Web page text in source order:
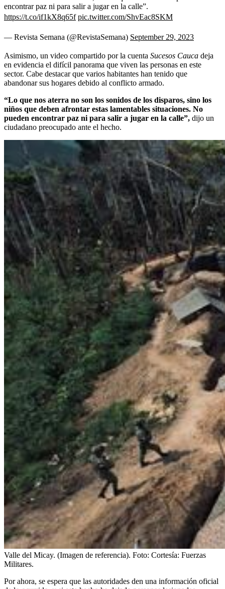
encontrar paz ni para salir a jugar en la calle”.
https://t.co/if1kX8q65f pic.twitter.com/ShvEac8SKM
— Revista Semana (@RevistaSemana) September 29, 2023
Asimismo, un video compartido por la cuenta Sucesos Cauca deja
en evidencia el difícil panorama que viven las personas en este
sector. Cabe destacar que varios habitantes han tenido que
abandonar sus hogares debido al conflicto armado.
“Lo que nos aterra no son los sonidos de los disparos, sino los
niños que deben afrontar estas lamentables situaciones. No
pueden encontrar paz ni para salir a jugar en la calle”, dijo un
ciudadano preocupado ante el hecho.
Valle del Micay. (Imagen de referencia). Foto: Cortesía: Fuerzas
Militares.
Por ahora, se espera que las autoridades den una información oficial